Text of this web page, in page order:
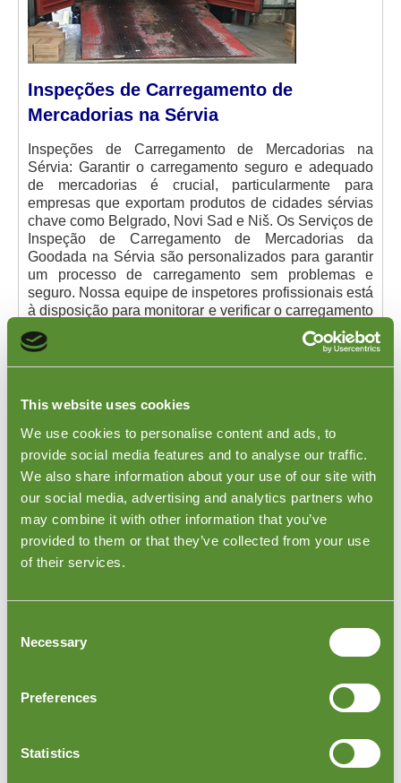
This website uses cookies
We use cookies to personalise content and ads, to
provide social media features and to analyse our traffic.
We also share information about your use of our site with
our social media, advertising and analytics partners who
may combine it with other information that you’ve
provided to them or that they’ve collected from your use
of their services.
Selection
Necessary
Preferences
Statistics
Inspeções de Carregamento de
Mercadorias na Sérvia
Inspeções de Carregamento de Mercadorias na
Sérvia: Garantir o carregamento seguro e adequado
de mercadorias é crucial, particularmente para
empresas que exportam produtos de cidades sérvias
chave como Belgrado, Novi Sad e Niš. Os Serviços de
Inspeção de Carregamento de Mercadorias da
Goodada na Sérvia são personalizados para garantir
um processo de carregamento sem problemas e
seguro. Nossa equipe de inspetores profissionais está
à disposição para monitorar e verificar o carregamento
correto de suas remessas, garantindo que estejam
devidamente fixadas e prontas para o transporte, seja
saindo de portos principais ou zonas industriais.
abrangente da embalagem, com um foco especial em
confirmar que todos os itens estão presentes e
adequadamente protegidos. Verificamos
diligentemente as quantidades e examinamos por
qualquer dano potencial, adicionando uma camada
adicional de proteção para suas remessas da Sérvia.
Para organizar uma inspeção de carregamento de
mercadorias na Sérvia ou para saber mais, por favor,
visite nossa página de Serviços de
seus produtos, seja partindo de Kragujevac, Subotica